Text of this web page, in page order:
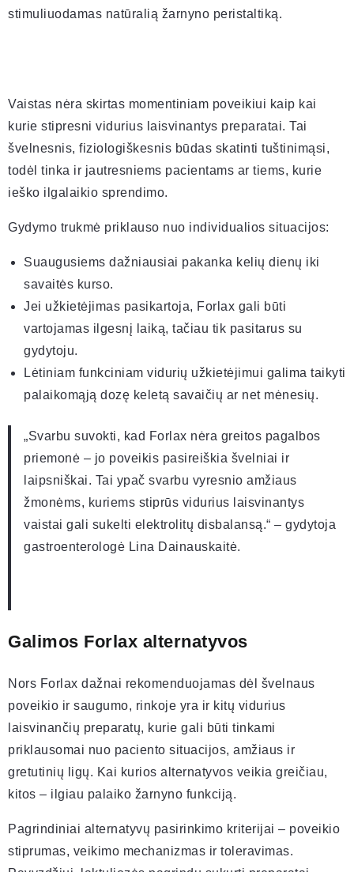
stimuliuodamas natūralią žarnyno peristaltiką.
Vaistas nėra skirtas momentiniam poveikiui kaip kai
kurie stipresni vidurius laisvinantys preparatai. Tai
švelnesnis, fiziologiškesnis būdas skatinti tuštinimąsi,
todėl tinka ir jautresniems pacientams ar tiems, kurie
ieško ilgalaikio sprendimo.
Gydymo trukmė priklauso nuo individualios situacijos:
Suaugusiems dažniausiai pakanka kelių dienų iki
savaitės kurso.
Jei užkietėjimas pasikartoja, Forlax gali būti
vartojamas ilgesnį laiką, tačiau tik pasitarus su
gydytoju.
Lėtiniam funkciniam vidurių užkietėjimui galima taikyti
palaikomąją dozę keletą savaičių ar net mėnesių.
„Svarbu suvokti, kad Forlax nėra greitos pagalbos
priemonė – jo poveikis pasireiškia švelniai ir
laipsniškai. Tai ypač svarbu vyresnio amžiaus
žmonėms, kuriems stiprūs vidurius laisvinantys
vaistai gali sukelti elektrolitų disbalansą.“ – gydytoja
gastroenterologė Lina Dainauskaitė.
Galimos Forlax alternatyvos
Nors Forlax dažnai rekomenduojamas dėl švelnaus
poveikio ir saugumo, rinkoje yra ir kitų vidurius
laisvinančių preparatų, kurie gali būti tinkami
priklausomai nuo paciento situacijos, amžiaus ir
gretutinių ligų. Kai kurios alternatyvos veikia greičiau,
kitos – ilgiau palaiko žarnyno funkciją.
Pagrindiniai alternatyvų pasirinkimo kriterijai – poveikio
stiprumas, veikimo mechanizmas ir toleravimas.